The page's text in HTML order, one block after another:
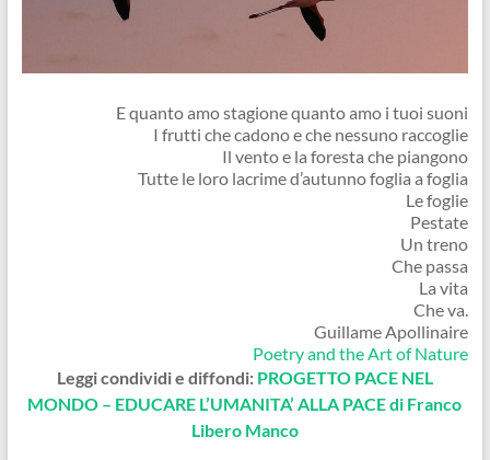
E quanto amo stagione quanto amo i tuoi suoni
I frutti che cadono e che nessuno raccoglie
Il vento e la foresta che piangono
Tutte le loro lacrime d’autunno foglia a foglia
Le foglie
Pestate
Un treno
Che passa
La vita
Che va.
Guillame Apollinaire
Poetry and the Art of Nature
Leggi condividi e diffondi: PROGETTO PACE NEL
MONDO – EDUCARE L’UMANITA’ ALLA PACE di Franco
Libero Manco